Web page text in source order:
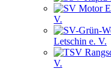
V.
Letschin e. V.
V.